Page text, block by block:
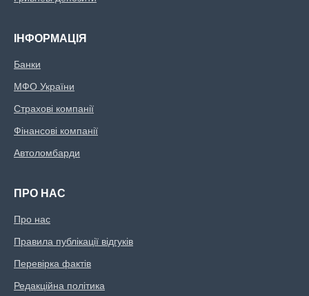
ІНФОРМАЦІЯ
Банки
МФО України
Страхові компанії
Фінансові компанії
Автоломбарди
ПРО НАС
Про нас
Правила публікації відгуків
Перевірка фактів
Редакційна політика